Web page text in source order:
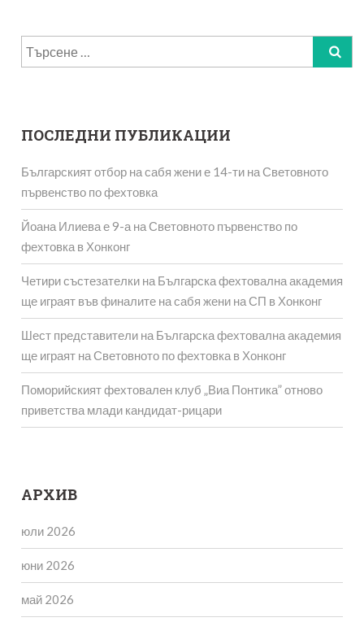
Търсене
за:
ПОСЛЕДНИ ПУБЛИКАЦИИ
Българският отбор на сабя жени е 14-ти на Световното
първенство по фехтовка
Йоана Илиева е 9-а на Световното първенство по
фехтовка в Хонконг
Четири състезателки на Българска фехтовална академия
ще играят във финалите на сабя жени на СП в Хонконг
Шест представители на Българска фехтовална академия
ще играят на Световното по фехтовка в Хонконг
Поморийският фехтовален клуб „Виа Понтика” отново
приветства млади кандидат-рицари
АРХИВ
юли 2026
юни 2026
май 2026